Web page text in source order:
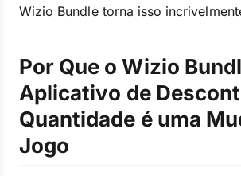
Wizio Bundle torna isso
Por Que o Wizio
Aplicativo de
Quantidade é uma
Jogo